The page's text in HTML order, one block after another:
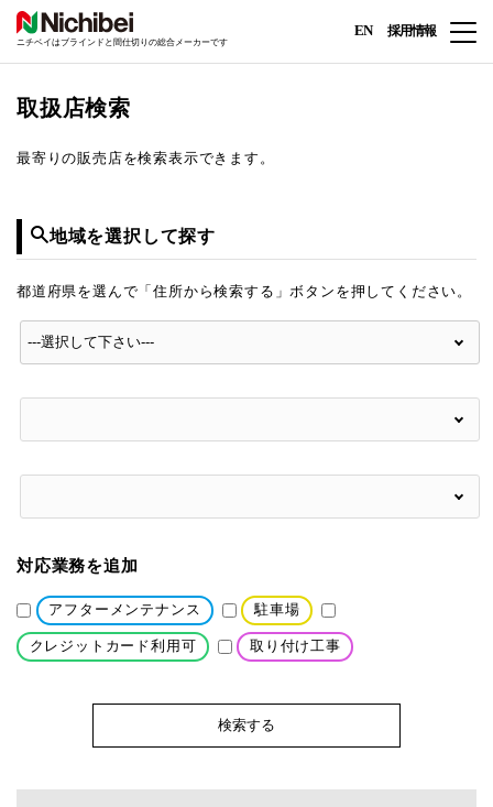
ニチベイはブラインドと間仕切りの総合メーカーです
EN 採用情報
取扱店検索
最寄りの販売店を検索表示できます。
地域を選択して探す
都道府県を選んで「住所から検索する」ボタンを押してください。
対応業務を追加
アフターメンテナンス 駐車場
クレジットカード利用可 取り付け工事